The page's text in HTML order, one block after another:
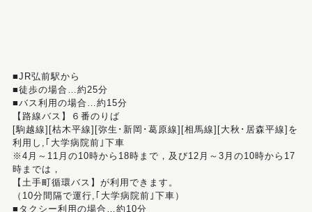
■JR弘前駅から
■徒歩の場合…約25分
■バス利用の場合…約15分
【路線バス】６番のりば
[駒越線][枯木平線][弥生･新岡･葛原線][相馬線][大秋･居森平線]を
利用し,｢大学病院前｣下車
※4月～11月の10時から18時まで，及び12月～3月の10時から17
時までは，
【土手町循環バス】が利用できます。
（10分間隔で運行,｢大学病院前｣下車）
■タクシー利用の場合…約10分